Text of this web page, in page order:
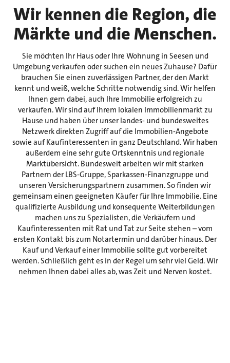
Wir kennen die Region, die
Märkte und die Menschen.
Sie möchten Ihr Haus oder Ihre Wohnung in Seesen und
Umgebung verkaufen oder suchen ein neues Zuhause? Dafür
brauchen Sie einen zuverlässigen Partner, der den Markt
kennt und weiß, welche Schritte notwendig sind. Wir helfen
Ihnen gern dabei, auch Ihre Immobilie erfolgreich zu
verkaufen. Wir sind auf Ihrem lokalen Immobilienmarkt zu
Hause und haben über unser landes- und bundesweites
Netzwerk direkten Zugriff auf die Immobilien-Angebote
sowie auf Kaufinteressenten in ganz Deutschland. Wir haben
außerdem eine sehr gute Ortskenntnis und regionale
Marktübersicht. Bundesweit arbeiten wir mit starken
Partnern der LBS-Gruppe, Sparkassen-Finanzgruppe und
unseren Versicherungspartnern zusammen. So finden wir
gemeinsam einen geeigneten Käufer für Ihre Immobilie. Eine
qualifizierte Ausbildung und konsequente Weiterbildungen
machen uns zu Spezialisten, die Verkäufern und
Kaufinteressenten mit Rat und Tat zur Seite stehen – vom
ersten Kontakt bis zum Notartermin und darüber hinaus. Der
Kauf und Verkauf einer Immobilie sollte gut vorbereitet
werden. Schließlich geht es in der Regel um sehr viel Geld. Wir
nehmen Ihnen dabei alles ab, was Zeit und Nerven kostet.